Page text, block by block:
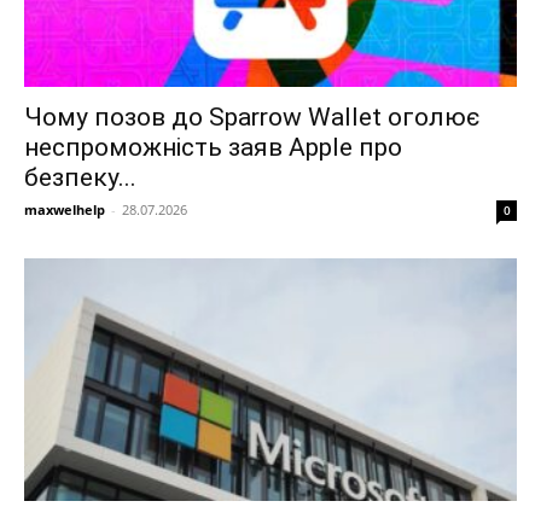
Чому позов до Sparrow Wallet оголює
неспроможність заяв Apple про
безпеку...
maxwelhelp - 28.07.2026 0